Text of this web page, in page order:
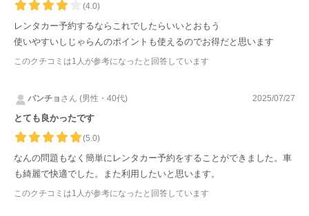
(4.0)
レンタカー予約するならこれでしたらいいとおもう
使いやすいしじゃらんのポイントも使えるのでお得だと思います
このクチコミは1 人が参考になったと回答しています
パンチョ さん (男性・40代) 2025/07/27
とても良かったです
(5.0)
なんの問題もなく簡単にレンタカー予約をすることができました。車
も綺麗で快適でした。また利用したいと思います。
このクチコミは1 人が参考になったと回答しています